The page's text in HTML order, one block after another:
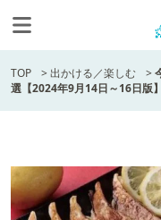
TOP >出かける／楽しむ >
選【2024年9月14日～16日版】